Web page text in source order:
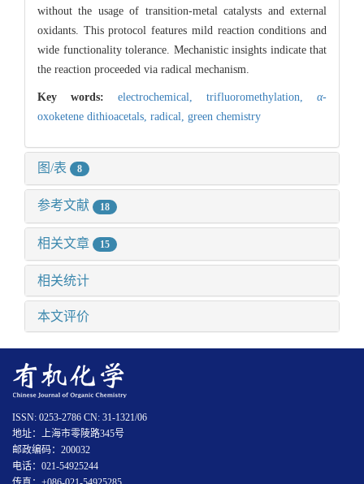
without the usage of transition-metal catalysts and external
oxidants. This protocol features mild reaction conditions and
wide functionality tolerance. Mechanistic insights indicate that
the reaction proceeded via radical mechanism.
Key words: electrochemical, trifluoromethylation, α-
oxoketene dithioacetals, radical, green chemistry
图/表 8
参考文献 18
相关文章 15
相关统计
本文评价
ISSN: 0253-2786 CN: 31-1321/06
地址：上海市零陵路345号
邮政编码：200032
电话：021-54925244